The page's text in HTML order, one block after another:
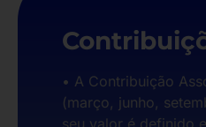
• A Contribuição
(março, junho,